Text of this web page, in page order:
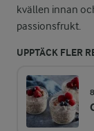
kvällen innan
passionsfrukt.
UPPTÄCK FLER